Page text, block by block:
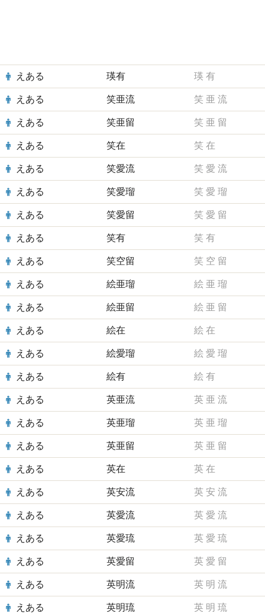
えある 瑛有 瑛 有
えある 笑亜流 笑 亜 流
えある 笑亜留 笑 亜 留
えある 笑在 笑 在
えある 笑愛流 笑 愛 流
えある 笑愛瑠 笑 愛 瑠
えある 笑愛留 笑 愛 留
えある 笑有 笑 有
えある 笑空留 笑 空 留
えある 絵亜瑠 絵 亜 瑠
えある 絵亜留 絵 亜 留
えある 絵在 絵 在
えある 絵愛瑠 絵 愛 瑠
えある 絵有 絵 有
えある 英亜流 英 亜 流
えある 英亜瑠 英 亜 瑠
えある 英亜留 英 亜 留
えある 英在 英 在
えある 英安流 英 安 流
えある 英愛流 英 愛 流
えある 英愛琉 英 愛 琉
えある 英愛留 英 愛 留
えある 英明流 英 明 流
えある 英明琉 英 明 琉